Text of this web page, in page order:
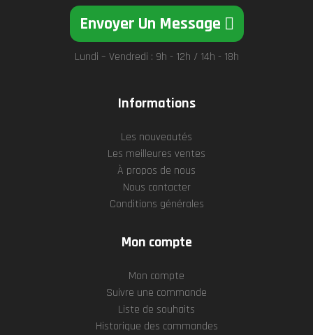
Envoyer Un Message
Lundi – Vendredi : 9h - 12h / 14h - 18h
Informations
Les nouveautés
Les meilleures ventes
À propos de nous
Nous contacter
Conditions générales
Mon compte
Mon compte
Suivre une commande
Liste de souhaits
Historique des commandes